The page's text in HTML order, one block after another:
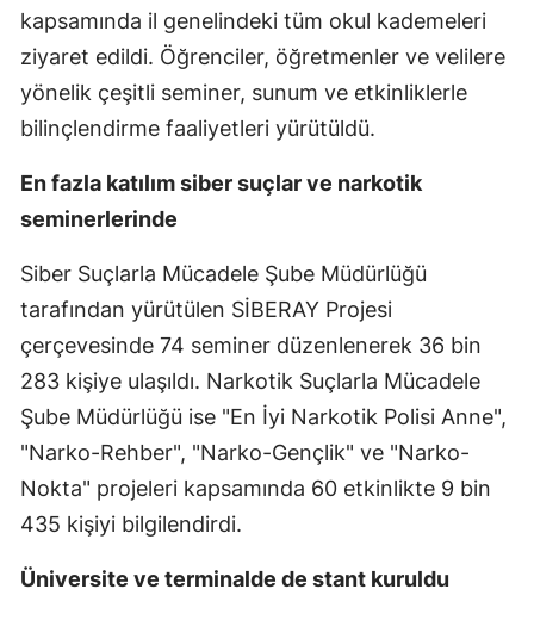
Kars
Kastamonu
Kayseri
Kocaeli
Konya
Kütahya
Malatya
Manisa
kapsamında il genelindeki tüm okul kademeleri
ziyaret edildi. Öğrenciler, öğretmenler ve velilere
yönelik çeşitli seminer, sunum ve etkinliklerle
bilinçlendirme faaliyetleri yürütüldü.
En fazla katılım siber suçlar ve narkotik
seminerlerinde
Siber Suçlarla Mücadele Şube Müdürlüğü
tarafından yürütülen SİBERAY Projesi
çerçevesinde 74 seminer düzenlenerek 36 bin
283 kişiye ulaşıldı. Narkotik Suçlarla Mücadele
Şube Müdürlüğü ise "En İyi Narkotik Polisi Anne",
"Narko-Rehber", "Narko-Gençlik" ve "Narko-
Nokta" projeleri kapsamında 60 etkinlikte 9 bin
435 kişiyi bilgilendirdi.
Üniversite ve terminalde de stant kuruldu